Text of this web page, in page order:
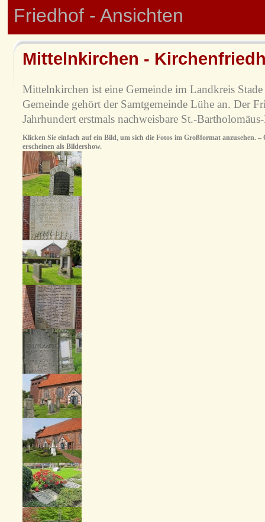
Friedhof - Ansichten
Mittelnkirchen -
Mittelnkirchen ist eine Gemeinde im Landkreis
Gemeinde gehört der Samtgemeinde Lühe an. Der
Jahrhundert erstmals nachweisbare St.-
Klicken Sie einfach auf ein Bild, um sich die Fotos im Großformat anzusehen. –
erscheinen als Bildershow.